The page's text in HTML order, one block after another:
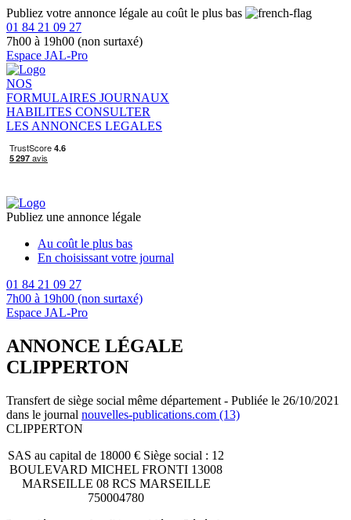
Publiez votre annonce légale au coût le plus bas
01 84 21 09 27
7h00 à 19h00 (non surtaxé)
Espace JAL-Pro
NOS
FORMULAIRES JOURNAUX
HABILITES CONSULTER
LES ANNONCES LEGALES
Publiez une annonce légale
Au coût le plus bas
En choisissant votre journal
01 84 21 09 27
7h00 à 19h00 (non surtaxé)
Espace JAL-Pro
ANNONCE LÉGALE
CLIPPERTON
Transfert de siège social même département - Publiée le 26/10/2021
dans le journal nouvelles-publications.com (13)
CLIPPERTON
SAS au capital de 18000 € Siège social : 12
BOULEVARD MICHEL FRONTI 13008
MARSEILLE 08 RCS MARSEILLE
750004780